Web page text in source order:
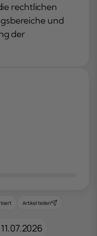
rechtlichen
und
der
Artikel teilen